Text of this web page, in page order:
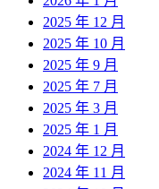
2025 年 12 月
2025 年 10 月
2025 年 9 月
2025 年 7 月
2025 年 3 月
2025 年 1 月
2024 年 12 月
2024 年 11 月